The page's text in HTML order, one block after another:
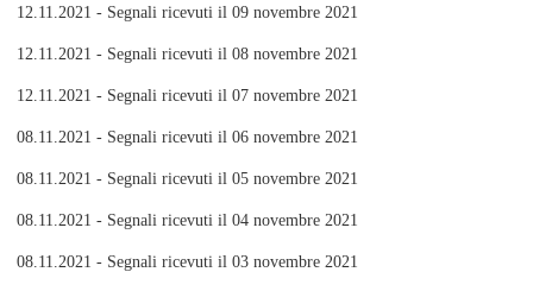
12.11.2021 - Segnali ricevuti il 09 novembre 2021
12.11.2021 - Segnali ricevuti il 08 novembre 2021
12.11.2021 - Segnali ricevuti il 07 novembre 2021
08.11.2021 - Segnali ricevuti il 06 novembre 2021
08.11.2021 - Segnali ricevuti il 05 novembre 2021
08.11.2021 - Segnali ricevuti il 04 novembre 2021
08.11.2021 - Segnali ricevuti il 03 novembre 2021